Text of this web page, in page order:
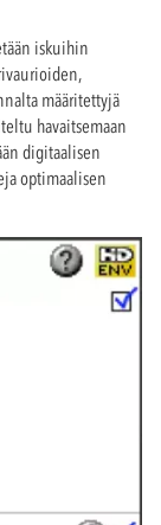
iskuihin
määritettyjä
havaitsemaan
digitaalisen
optimaalisen